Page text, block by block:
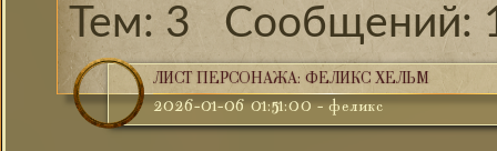
3
ЛИСТ ПЕРСОНАЖА: ФЕЛИКС ХЕЛЬМ
2026-01-06 01:51:00 -феликс